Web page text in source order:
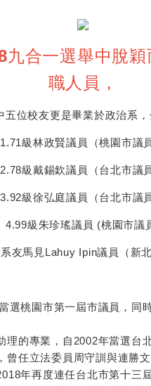
合一選舉中脫
職人員 ，
五位校友更是畢業於政治系，
1.71級林政賢議員（桃園市議
2.78級戴錫欽議員（台北市議
3.92級徐弘庭議員（台北市議員
4.99級朱珍瑤議員 (桃園市議
友馬見Lahuy Ipin議員（新北
選桃園市第一屆市議員，同
的專業，自2002年當選台
任立法委員周守訓與連勝
年再度連任台北市第十三屆